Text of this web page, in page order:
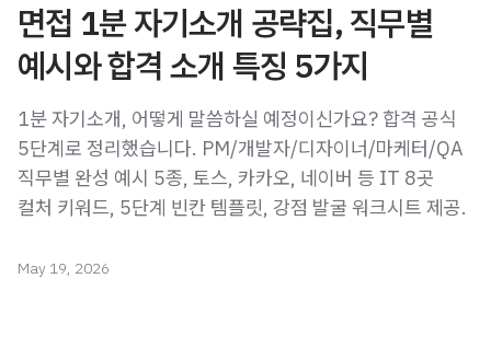
면접 1분 자기소개 공략집, 직무별
예시와 합격 소개 특징 5가지
1분 자기소개, 어떻게 말씀하실 예정이신가요? 합격 공식
5단계로 정리했습니다. PM/개발자/디자이너/마케터/QA
직무별 완성 예시 5종, 토스, 카카오, 네이버 등 IT 8곳
컬처 키워드, 5단계 빈칸 템플릿, 강점 발굴 워크시트 제공.
May 19, 2026